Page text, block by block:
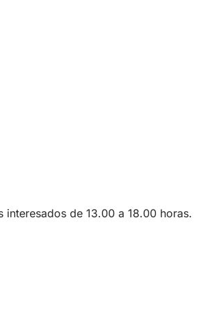
de 13.00 a 18.00 horas.